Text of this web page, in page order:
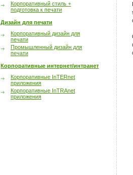
Корпоративный стиль +
подготовка к печати
Дизайн для печати
Корпоративный дизайн для
печати
Промышленный дизайн для
печати
Корпоративные интернет/интранет
Корпоративные InTERnet
приложения
Корпоративные InTRAnet
приложения